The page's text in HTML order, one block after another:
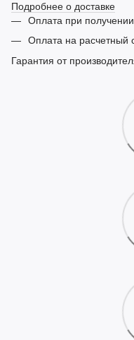
Подробнее о доставке
Оплата при
Оплата на расчетный
Гарантия от